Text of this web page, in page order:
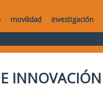
movilidad investigación